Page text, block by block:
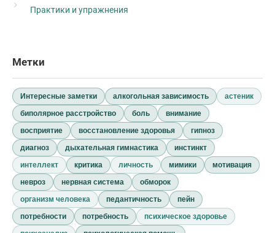
Практики и упражнения
Метки
Интересные заметки алкогольная зависимость
астеник
биполярное расстройство
боль
внимание
восприятие
восстановление здоровья
гипноз
диагноз
дыхательная гимнастика
инстинкт
интеллект
критика личность мимики
мотивация
невроз
нервная система
обморок
организм человека
педантичность
пейн
потребности
потребность
психическое здоровье